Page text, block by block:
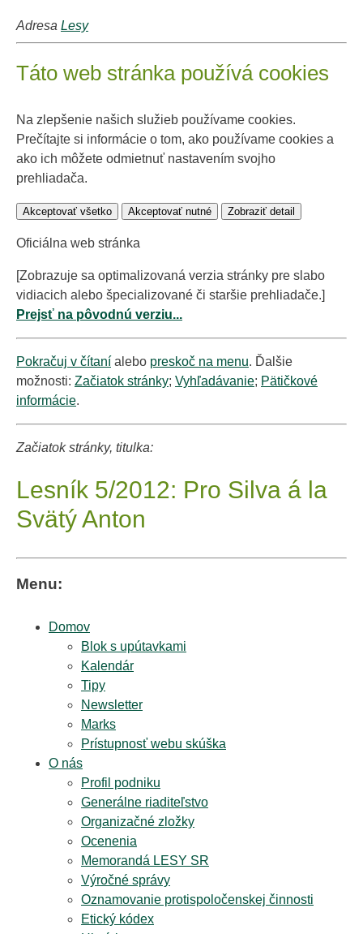
Adresa Lesy
Táto web stránka používá cookies
Na zlepšenie našich služieb používame cookies.
Prečítajte si informácie o tom, ako používame cookies a
ako ich môžete odmietnuť nastavením svojho
prehliadača.
Akceptovať všetko Akceptovať nutné Zobraziť detail
Oficiálna web stránka
[Zobrazuje sa optimalizovaná verzia stránky pre slabo
vidiacich alebo špecializované či staršie prehliadače.]
Prejsť na pôvodnú verziu...
Pokračuj v čítaní alebo preskoč na menu. Ďalšie
možnosti: Začiatok stránky; Vyhľadávanie; Pätičkové
informácie.
Začiatok stránky, titulka:
Lesník 5/2012: Pro Silva á la
Svätý Anton
Menu:
Domov
Blok s upútavkami
Kalendár
Tipy
Newsletter
Marks
Prístupnosť webu skúška
O nás
Profil podniku
Generálne riaditeľstvo
Organizačné zložky
Ocenenia
Memorandá LESY SR
Výročné správy
Oznamovanie protispoločenskej činnosti
Etický kódex